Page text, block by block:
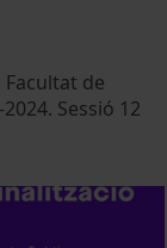
de
Sessió 12